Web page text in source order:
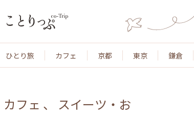
ひとり旅 カフェ 京都 東京 鎌倉
カフェ 、 スイーツ・お